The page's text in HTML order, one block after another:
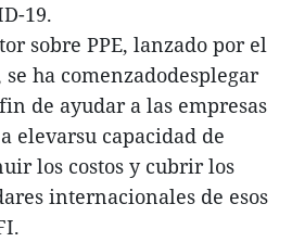
19.
sobre PPE, lanzado por el
ha comenzadodesplegar
de ayudar a las empresas
elevarsu capacidad de
los costos y cubrir los
internacionales de esos